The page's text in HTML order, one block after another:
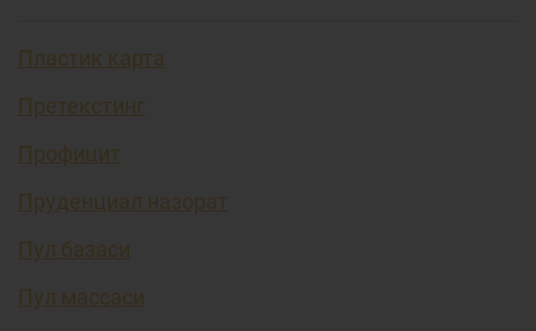
Пластик карта
Претекстинг
Профицит
Пруденциал назорат
Пул базаси
Пул массаси